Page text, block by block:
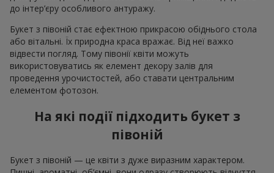
до інтер’єру особливого антуражу.
Букет з півоній стає ефектною прикрасою обіднього стола
або вітальні. Їх природна краса вражає. Від неї важко
відвести погляд. Тому півонії квіти можуть
використовуватись як елемент декору залів для
проведення урочистостей, або ставати центральним
елементом фотозон.
На які події підходить букет з
півоній
Букет з півоній — це квіти з дуже виразним характером.